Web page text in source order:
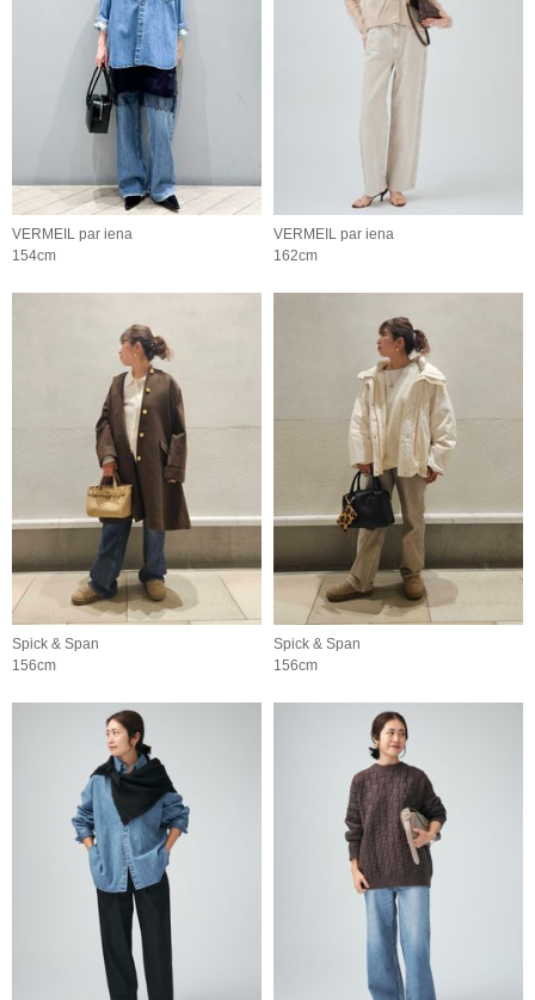
VERMEIL par iena
154cm
VERMEIL par iena
162cm
Spick & Span
156cm
Spick & Span
156cm